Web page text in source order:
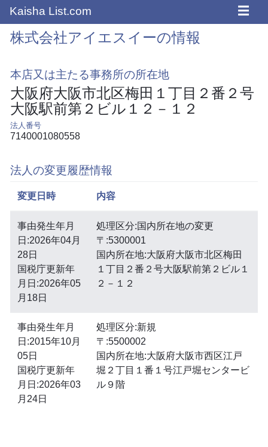
Kaisha List.com ☰
株式会社アイエスイーの情報
本店又は主たる事務所の所在地
大阪府大阪市北区梅田１丁目２番２号
大阪駅前第２ビル１２－１２
法人番号
7140001080558
法人の変更履歴情報
変更日時 内容
事由発生年月
日:2026年04月
28日
国税庁更新年
月日:2026年05
月18日
処理区分:国内所在地の変更
〒:5300001
国内所在地:大阪府大阪市北区梅田
１丁目２番２号大阪駅前第２ビル１
２－１２
事由発生年月
日:2015年10月
05日
国税庁更新年
月日:2026年03
月24日
処理区分:新規
〒:5500002
国内所在地:大阪府大阪市西区江戸
堀２丁目１番１号江戸堀センタービ
ル９階